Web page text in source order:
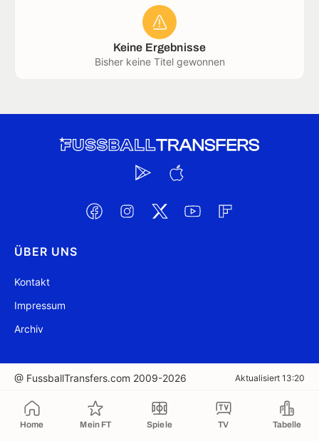
Home Mein FT Spiele TV Tabelle
Keine Ergebnisse
Bisher keine Titel gewonnen
ÜBER UNS
Kontakt
Impressum
Archiv
@ FussballTransfers.com 2009-2026 Aktualisiert 13:20
In die Zwischenablage kopiert